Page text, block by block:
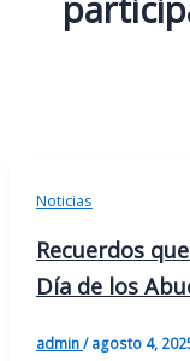
Noticias
Recuerdos
Día de los
admin/agosto 4,